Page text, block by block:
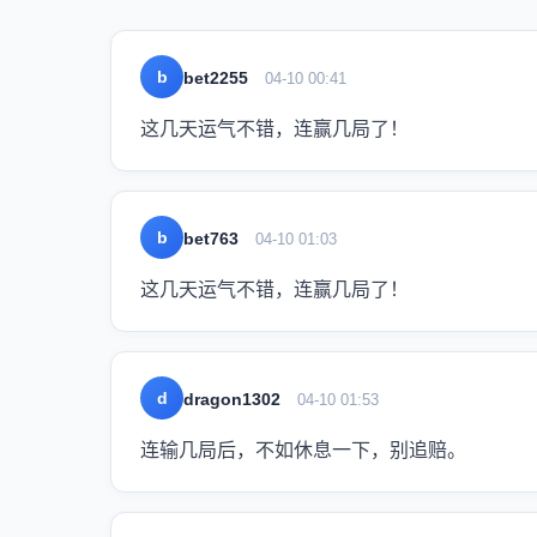
b bet2255 04-10 00:41
这几天运气不错，连赢几局了！
b bet763 04-10 01:03
这几天运气不错，连赢几局了！
d dragon1302 04-10 01:53
连输几局后，不如休息一下，别追赔。